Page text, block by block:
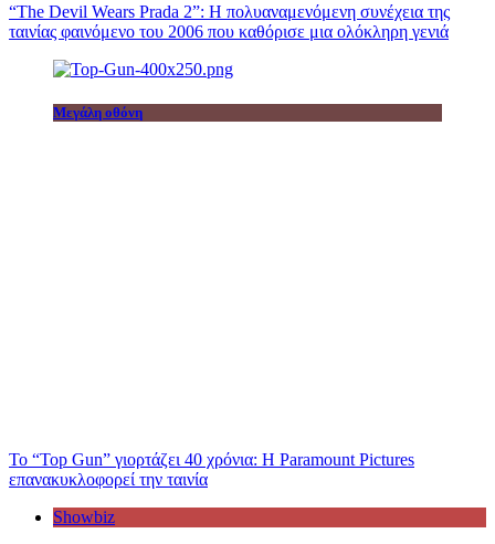
“The Devil Wears Prada 2”: Η πολυαναμενόμενη συνέχεια της
ταινίας φαινόμενο του 2006 που καθόρισε μια ολόκληρη γενιά
Μεγάλη οθόνη
Το “Top Gun” γιορτάζει 40 χρόνια: Η Paramount Pictures
επανακυκλοφορεί την ταινία
Showbiz